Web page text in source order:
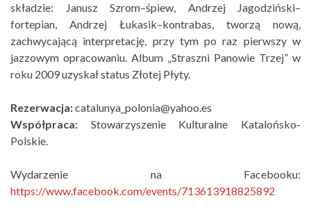
składzie: Janusz Szrom–śpiew, Andrzej Jagodziński–
fortepian, Andrzej Łukasik–kontrabas, tworzą nową,
zachwycającą interpretację, przy tym po raz pierwszy w
jazzowym opracowaniu. Album „Straszni Panowie Trzej” w
roku 2009 uzyskał status Złotej Płyty.
Rezerwacja:catalunya_polonia@yahoo.es
Współpraca: Stowarzyszenie Kulturalne Katalońsko-
Polskie.
Wydarzenie na Facebooku:
https://www.facebook.com/events/713613918825892